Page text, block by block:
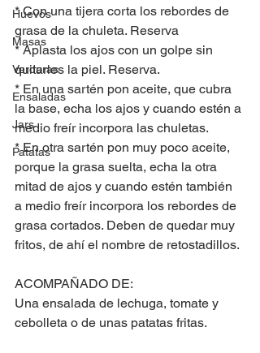
Huevos
Masas
Verduras
Ensaladas
Jars
Patatas
* Con una tijera corta los rebordes de
grasa de la chuleta. Reserva
* Aplasta los ajos con un golpe sin
quitarles la piel. Reserva.
* En una sartén pon aceite, que cubra
la base, echa los ajos y cuando estén a
medio freír incorpora las chuletas.
* En otra sartén pon muy poco aceite,
porque la grasa suelta, echa la otra
mitad de ajos y cuando estén también
a medio freír incorpora los rebordes de
grasa cortados. Deben de quedar muy
fritos, de ahí el nombre de retostadillos.
ACOMPAÑADO DE:
Una ensalada de lechuga, tomate y
cebolleta o de unas patatas fritas.